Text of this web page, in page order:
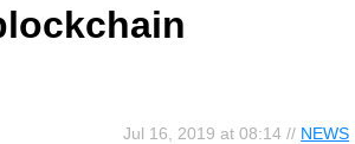
Jul 16, 2019 at 08:14 // NEWS